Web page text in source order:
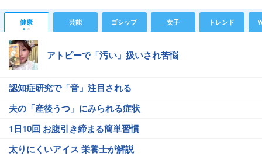
健康 芸能 ゴシップ 女子 トレンド
アトピーで「汚い」扱いされ苦悩
認知症研究で「音」注目される
夫の「産後うつ」にみられる症状
1日10回 お腹引き締まる簡単習慣
太りにくいアイス 栄養士が解説